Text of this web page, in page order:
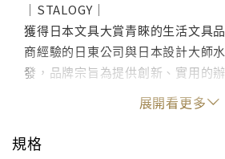
｜STALOGY｜
獲得日本文具大賞青睞的生活文具
商經驗的日東公司與日本設計大師
發，品牌宗旨為提供創新、實用的
具的標準，創造出設計與美觀、功
於代官山的門市深受日本人與遊客
式品牌商品，供大家選購、參觀。
展開看更多
規格